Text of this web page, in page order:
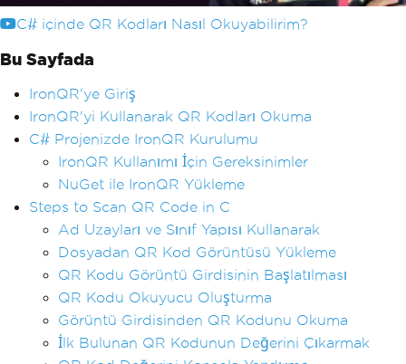
C# içinde QR Kodları Nasıl Okuyabilirim?
Bu Sayfada
IronQR'ye Giriş
IronQR'yi Kullanarak QR Kodları Okuma
C# Projenizde IronQR Kurulumu
IronQR Kullanımı İçin Gereksinimler
NuGet ile IronQR Yükleme
Steps to Scan QR Code in C
Ad Uzayları ve Sınıf Yapısı Kullanarak
Dosyadan QR Kod Görüntüsü Yükleme
QR Kodu Görüntü Girdisinin Başlatılması
QR Kodu Okuyucu Oluşturma
Görüntü Girdisinden QR Kodunu Okuma
İlk Bulunan QR Kodunun Değerini Çıkarmak